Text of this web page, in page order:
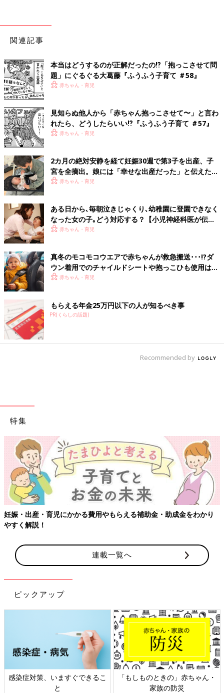
関連記事
本当はどうするのが正解だったの⁉︎「抱っこさせて問
題」にぐるぐる大葛藤『ふうふう子育て ＃58』
赤ちゃん・育児
見知らぬ他人から「赤ちゃん抱っこさせて〜」と言わ
れたら、どうしたらいい⁉︎『ふうふう子育て ＃57』
赤ちゃん・育児
2カ月の絶対安静を経て妊娠30週で第3子を出産、子
宮を全摘出。娘には「幸せな出産だった」と伝えたい
【極低出生体重児】
赤ちゃん・育児
ある日から､毎朝泣きじゃくり､幼稚園に登園できなく
なった女の子｡どう対応する？【小児神経科医が伝え
る〜親子のゆくり〜】
赤ちゃん・育児
真冬のモコモコウエアで赤ちゃんが救急搬送･･･!?ダ
ウン着用でのチャイルドシートや抱っこひも使用は危
険【小児科医】
赤ちゃん・育児
もらえる年金25万円以下の人が知るべき事
PR(くらしの話題)
Recommended by
特集
妊娠・出産・育児にかかる費用やもらえる補助金・助成金をわかり
やすく解説！
連載一覧へ
ピックアップ
感染症対策、いますぐできるこ
と
「もしものときの」赤ちゃん・
家族の防災